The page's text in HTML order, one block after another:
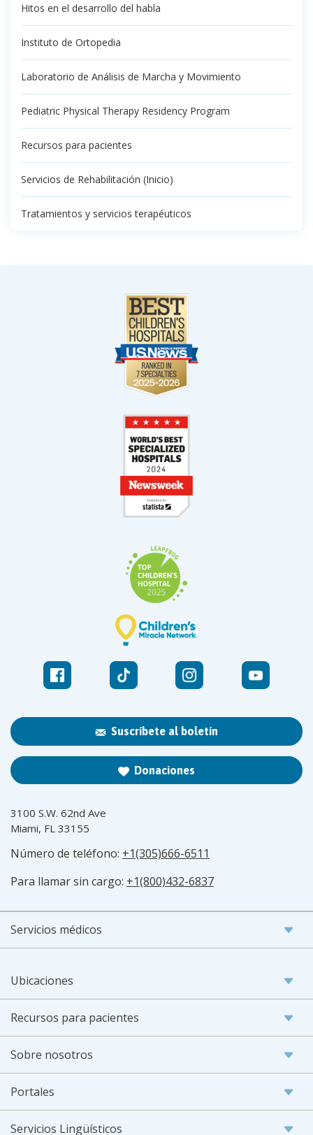
Hitos en el desarrollo del habla
Instituto de Ortopedia
Laboratorio de Análisis de Marcha y Movimiento
Pediatric Physical Therapy Residency Program
Recursos para pacientes
Servicios de Rehabilitación (Inicio)
Tratamientos y servicios terapéuticos
Suscríbete al boletín
Donaciones
3100 S.W. 62nd Ave
Miami, FL 33155
Número de teléfono: +1(305)666-6511
Para llamar sin cargo: +1(800)432-6837
Servicios médicos
Ubicaciones
Recursos para pacientes
Sobre nosotros
Portales
Servicios Lingüísticos